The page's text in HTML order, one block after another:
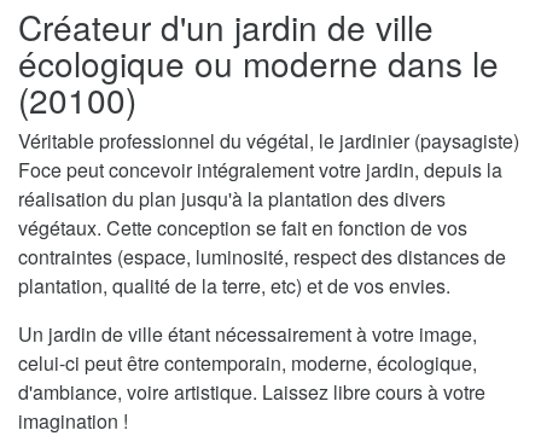
Créateur d'un jardin de ville
écologique ou moderne dans le
(20100)
Véritable professionnel du végétal, le jardinier (paysagiste)
Foce peut concevoir intégralement votre jardin, depuis la
réalisation du plan jusqu'à la plantation des divers
végétaux. Cette conception se fait en fonction de vos
contraintes (espace, luminosité, respect des distances de
plantation, qualité de la terre, etc) et de vos envies.
Un jardin de ville étant nécessairement à votre image,
celui-ci peut être contemporain, moderne, écologique,
d'ambiance, voire artistique. Laissez libre cours à votre
imagination !